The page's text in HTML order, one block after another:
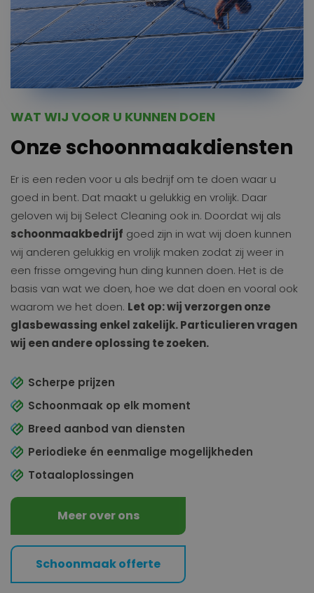
WAT WIJ VOOR U KUNNEN DOEN
Onze schoonmaakdiensten
Er is een reden voor u als bedrijf om te doen waar u
goed in bent. Dat maakt u gelukkig en vrolijk. Daar
geloven wij bij Select Cleaning ook in. Doordat wij als
schoonmaakbedrijf goed zijn in wat wij doen kunnen
wij anderen gelukkig en vrolijk maken zodat zij weer in
een frisse omgeving hun ding kunnen doen. Het is de
basis van wat we doen, hoe we dat doen en vooral ook
waarom we het doen. Let op: wij verzorgen onze
glasbewassing enkel zakelijk. Particulieren vragen
wij een andere oplossing te zoeken.
Scherpe prijzen
Schoonmaak op elk moment
Breed aanbod van diensten
Periodieke én eenmalige mogelijkheden
Totaaloplossingen
Meer over ons
Schoonmaak offerte